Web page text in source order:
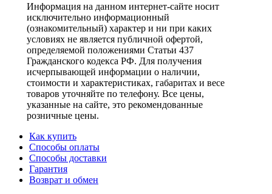
Информация на данном интернет-сайте носит
исключительно информационный
(ознакомительный) характер и ни при каких
условиях не является публичной офертой,
определяемой положениями Статьи 437
Гражданского кодекса РФ. Для получения
исчерпывающей информации о наличии,
стоимости и характеристиках, габаритах и весе
товаров уточняйте по телефону. Все цены,
указанные на сайте, это рекомендованные
розничные цены.
Как купить
Способы оплаты
Способы доставки
Гарантия
Возврат и обмен